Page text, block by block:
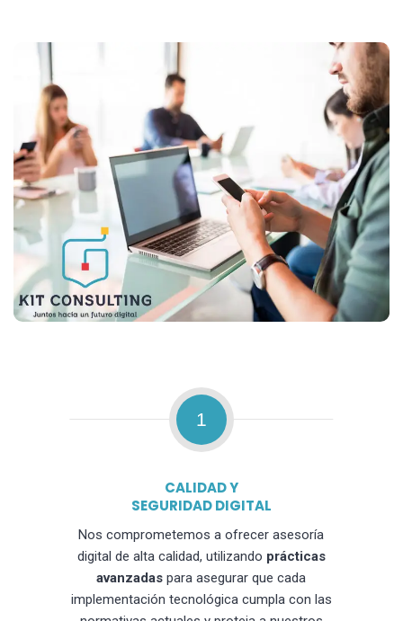
1
CALIDAD Y
SEGURIDAD DIGITAL
Nos comprometemos a ofrecer asesoría
digital de alta calidad, utilizando prácticas
avanzadas para asegurar que cada
implementación tecnológica cumpla con las